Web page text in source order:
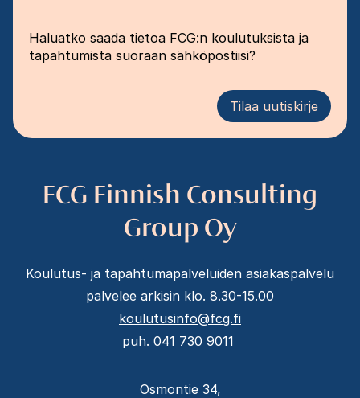
Haluatko saada tietoa FCG:n koulutuksista ja
tapahtumista suoraan sähköpostiisi?
Tilaa uutiskirje
FCG Finnish Consulting
Group Oy
Koulutus- ja tapahtumapalveluiden asiakaspalvelu
palvelee arkisin klo. 8.30-15.00
koulutusinfo@fcg.fi
puh. 041 730 9011
Osmontie 34,